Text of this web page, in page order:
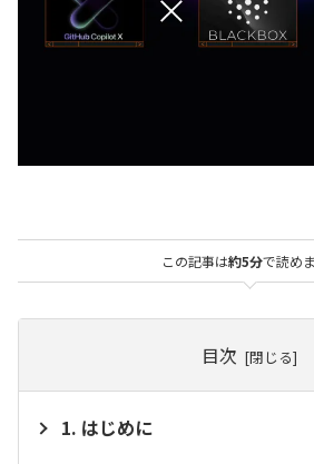
この記事は約5分で読めま
目次
はじめに